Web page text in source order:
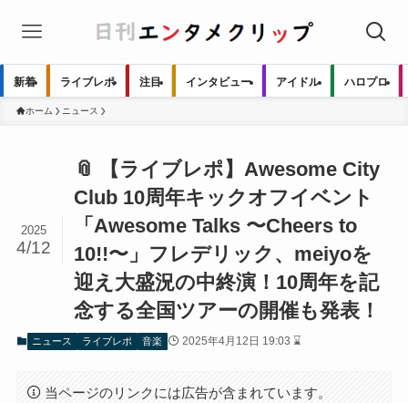
新着 ライブレポ 注目 インタビュー アイドル ハロプロ
ホーム ニュース
📎 【ライブレポ】Awesome City
Club 10周年キックオフイベント
「Awesome Talks 〜Cheers to
10!!〜」フレデリック、meiyoを
迎え大盛況の中終演！10周年を記
念する全国ツアーの開催も発表！
2025
4/12
ニュース ライブレポ 音楽 2025年4月12日 19:03 ⌛
当ページのリンクには広告が含まれています。